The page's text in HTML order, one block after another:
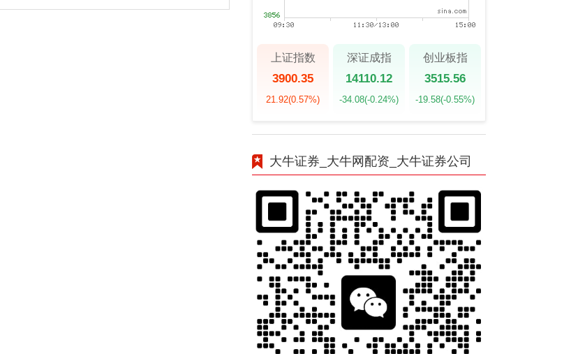
上证指数
3900.35
21.92(0.57%)
深证成指
14110.12
-34.08(-0.24%)
创业板指
3515.56
-19.58(-0.55%)
大牛证券_大牛网配资_大牛证券公司